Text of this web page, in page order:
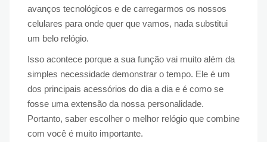
avanços tecnológicos e de carregarmos os nossos
celulares para onde quer que vamos, nada substitui
um belo relógio.
Isso acontece porque a sua função vai muito além da
simples necessidade demonstrar o tempo. Ele é um
dos principais acessórios do dia a dia e é como se
fosse uma extensão da nossa personalidade.
Portanto, saber escolher o melhor relógio que combine
com você é muito importante.